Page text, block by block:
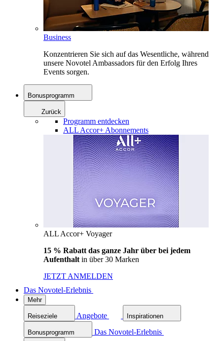
Business
Konzentrieren Sie sich auf das Wesentliche, während
unsere Novotel Ambassadors für den Erfolg Ihres
Events sorgen.
Bonusprogramm
Zurück
Programm entdecken
ALL Accor+ Abonnements
ALL Accor+ Voyager
15 % Rabatt das ganze Jahr über bei jedem
Aufenthalt in über 30 Marken
JETZT ANMELDEN
Das Novotel-Erlebnis
Mehr
Reiseziele Angebote Inspirationen
Bonusprogramm Das Novotel-Erlebnis